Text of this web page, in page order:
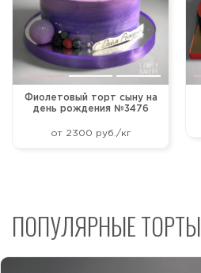
Фиолетовый торт сыну на
день рождения №3476
от 2300 руб./кг
ПОПУЛЯРНЫЕ ТОРТЫ